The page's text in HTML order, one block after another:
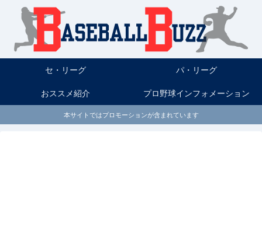
セ・リーグ パ・リーグ
おススメ紹介 プロ野球インフォメーション
本サイトではプロモーションが含まれています